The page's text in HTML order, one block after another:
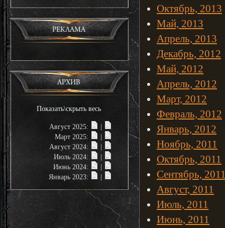
РЕКЛАМА
АРХИВ
Показать\скрыть весь
Август 2025:
Март 2025:
Август 2024:
Июль 2024:
Июнь 2024:
Январь 2023:
Октябрь, 2013
Май, 2013
Апрель, 2013
Декабрь, 2012
Май, 2012
Апрель, 2012
Март, 2012
Февраль, 2012
Январь, 2012
Ноябрь, 2011
Октябрь, 2011
Сентябрь,
Август, 2011
Июль, 2011
Июнь, 2011